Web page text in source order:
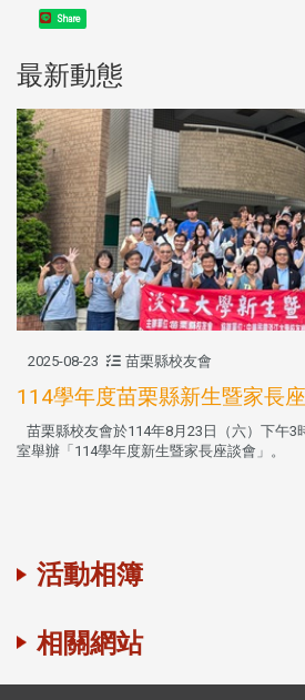
Share
最新動態
2025-08-23 苗栗縣校友會
114學年度苗栗縣新生暨家長
苗栗縣校友會於114年8月23日（六）下午3
室舉辦「114學年度新生暨家長座談會」。
活動相簿
相關網站